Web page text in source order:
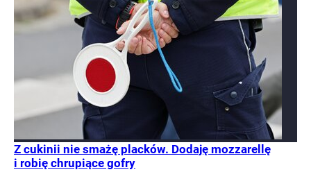
Z cukinii nie smażę placków. Dodaję mozzarellę
i robię chrupiące gofry